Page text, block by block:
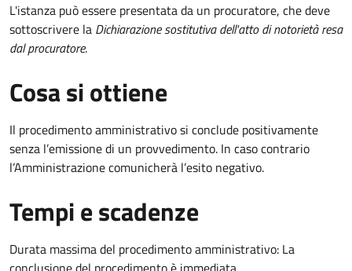
L'istanza può essere presentata da un procuratore, che deve
sottoscrivere la Dichiarazione sostitutiva dell'atto di notorietà resa
dal procuratore.
Cosa si ottiene
Il procedimento amministrativo si conclude positivamente
senza l’emissione di un provvedimento. In caso contrario
l’Amministrazione comunicherà l’esito negativo.
Tempi e scadenze
Durata massima del procedimento amministrativo: La